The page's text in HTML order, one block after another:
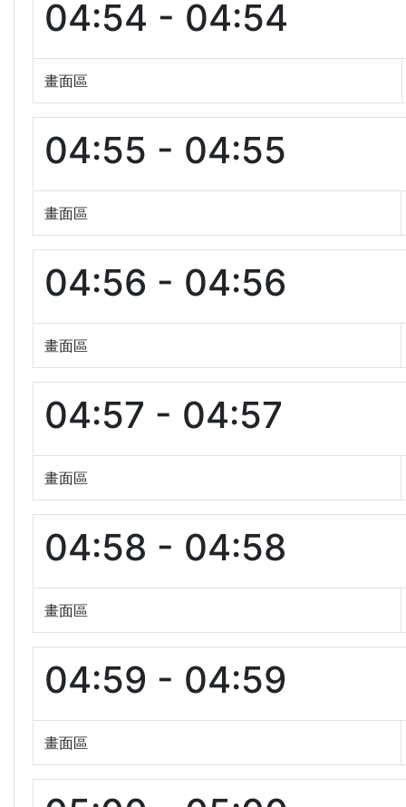
04:54 - 04:54
畫面區
04:55 - 04:55
畫面區
04:56 - 04:56
畫面區
04:57 - 04:57
畫面區
04:58 - 04:58
畫面區
04:59 - 04:59
畫面區